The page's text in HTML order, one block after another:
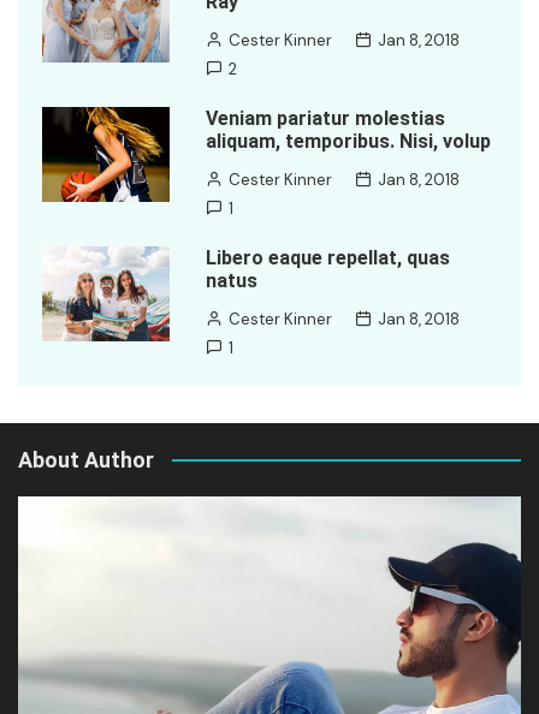
Cester Kinner
Jan 8, 2018
2
Veniam pariatur molestias
aliquam, temporibus. Nisi, volup
Cester Kinner
Jan 8, 2018
1
Libero eaque repellat, quas
natus
Cester Kinner
Jan 8, 2018
1
About Author